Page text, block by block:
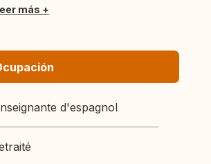
más
d'espagnol